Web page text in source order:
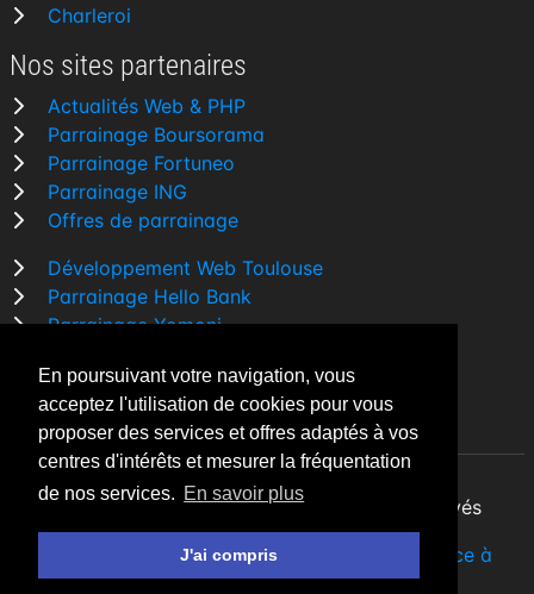
En poursuivant votre navigation, vous
acceptez l'utilisation de cookies pour vous
proposer des services et offres adaptés à vos
centres d'intérêts et mesurer la fréquentation
de nos services. En savoir plus
J'ai compris
Charleroi
Nos sites partenaires
Actualités Web & PHP
Parrainage Boursorama
Parrainage Fortuneo
Parrainage ING
Offres de parrainage
Développement Web Toulouse
Parrainage Hello Bank
Parrainage Yomoni
Comparatif banque
By Night v5.7.3| © 2026 - Tous droits réservés
par undéveloppeur Web Freelance à
Toulouse